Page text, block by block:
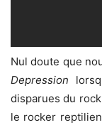
Nul doute que
Depression
disparues du
le rocker